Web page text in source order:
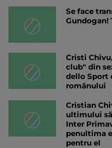
Se face
Gundogan!
Cristi
club" din
dello Sport
românului
Cristian
ultimului
Inter
penultima
pentru el